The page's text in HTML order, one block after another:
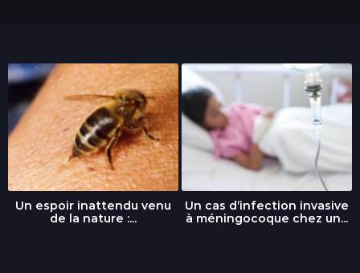
Un espoir inattendu venu
de la nature :...
Un cas d’infection invasive
à méningocoque chez un...